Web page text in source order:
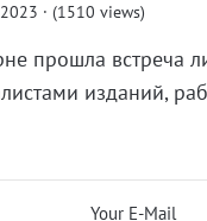
· (1510 views)
прошла встреча
изданий,
Your E-Mail